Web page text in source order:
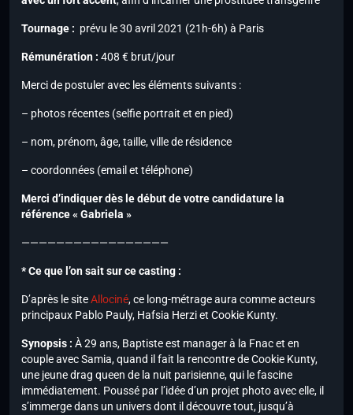
Tournage : prévu le 30 avril 2021 (21h-6h) à Paris
Rémunération : 408 € brut/jour
Merci de postuler avec les éléments suivants :
– photos récentes (selfie portrait et en pied)
– nom, prénom, âge, taille, ville de résidence
– coordonnées (email et téléphone)
Merci d’indiquer dès le début de votre candidature la
référence « Gabriela »
—————————————————
* Ce que l’on sait sur ce casting :
D’après le siteAllociné, ce long-métrage aura comme acteurs
principaux Pablo Pauly, Hafsia Herzi et Cookie Kunty.
Synopsis : À 29 ans, Baptiste est manager à la Fnac et en
couple avec Samia, quand il fait la rencontre de Cookie Kunty,
une jeune drag queen de la nuit parisienne, qui le fascine
immédiatement. Poussé par l’idée d’un projet photo avec elle, il
s’immerge dans un univers dont il découvre tout, jusqu’à